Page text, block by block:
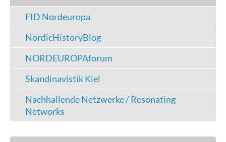
FID Nordeuropa
NordicHistoryBlog
NORDEUROPAforum
Skandinavistik Kiel
Nachhallende Netzwerke / Resonating
Networks